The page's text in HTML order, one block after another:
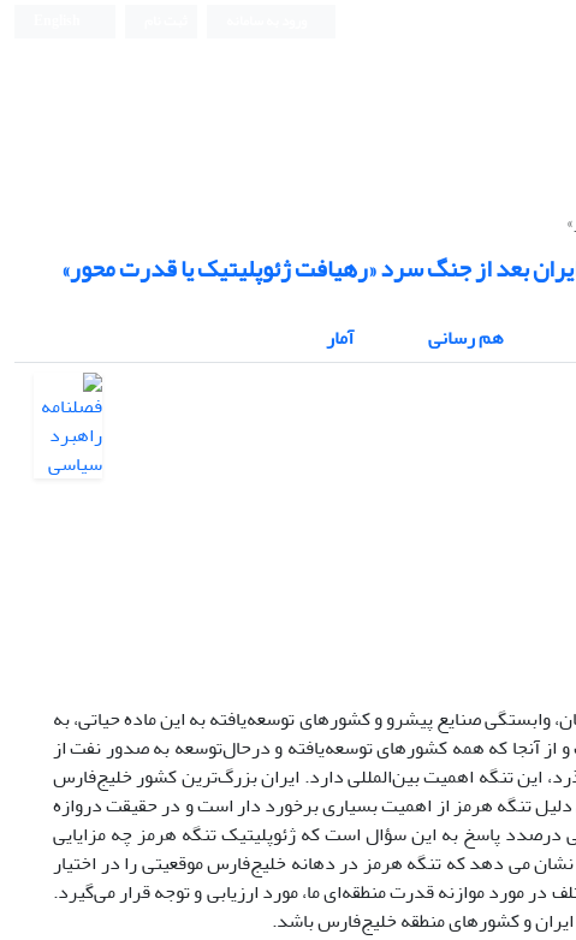
بعد از جنگ سرد «رهیافت ژئوپلیتیک یا قدرت محور»
هم رسانی
آمار
وابستگی صنایع پیشرو و کشورهای توسعه‌یافته به این ماده حیاتی، به
آنجا که همه کشورهای توسعه‌یافته و درحال‌توسعه به صدور نفت از
این تنگه اهمیت بین‌المللی دارد. ایران بزرگ‌ترین کشور خلیج‌فارس
تنگه هرمز از اهمیت بسیاری برخورد دار است و در حقیقت دروازه
درصدد پاسخ به این سؤال است که ژئوپلیتیک تنگه هرمز چه مزایایی
می دهد که تنگه هرمز در دهانه خلیج‌فارس موقعیتی را در اختیار
در مورد موازنه قدرت منطقه‌ای ما، مورد ارزیابی و توجه قرار می‌گیرد.
و کشورهای منطقه خلیج‌فارس باشد.